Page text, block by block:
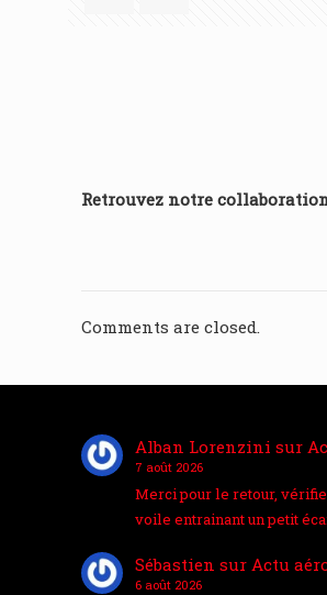
Retrouvez notre
Comments are closed.
Alban Lorenzini sur
7 août 2026
Merci pour le retour,
voile entrainant un petit
Sébastien sur Actu
6 août 2026